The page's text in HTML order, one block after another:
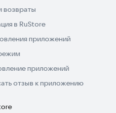
возвраты
в RuStore
приложений
приложений
отзыв к приложению